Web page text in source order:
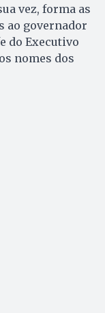
vez, forma as
ao governador
do Executivo
nomes dos